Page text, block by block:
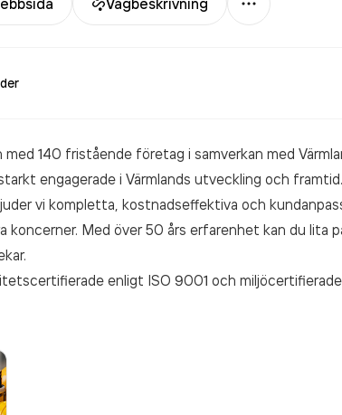
Vägbeskrivning
140 fristående företag i samverkan med
engagerade i Värmlands utveckling och framtid.
vi kompletta, kostnadseffektiva och
Med över 50 års erfarenhet kan du lita
enligt ISO 9001 och